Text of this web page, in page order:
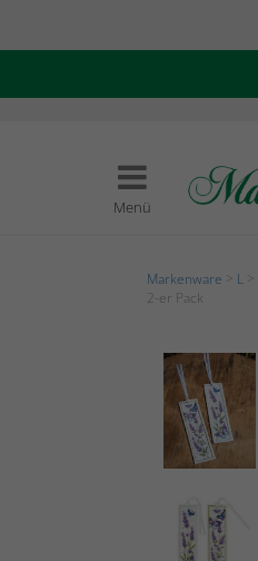
Menü
Markenware L
2-er Pack